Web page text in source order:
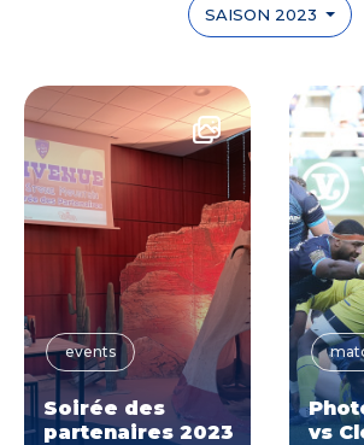
SAISON 2023
events
Soirée des
partenaires 2023
vs